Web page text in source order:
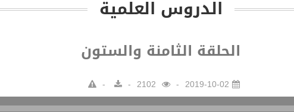
اﻟﺪﺭﻭﺱ اﻟﻌﻠﻤﻴﺔ
الحلقة الثامنة والستون
2019-10-02
Audio